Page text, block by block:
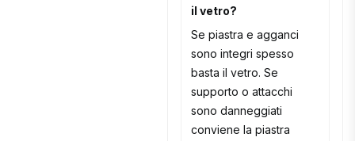
il vetro?
Se piastra e agganci
sono integri spesso
basta il vetro. Se
supporto o attacchi
sono danneggiati
conviene la piastra